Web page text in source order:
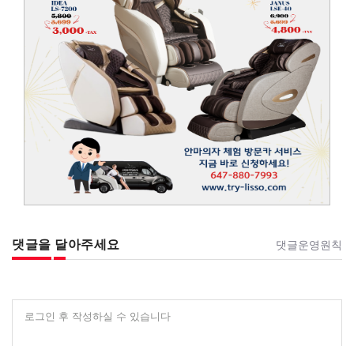
댓글을 달아주세요 댓글운영원칙
로그인 후 작성하실 수 있습니다